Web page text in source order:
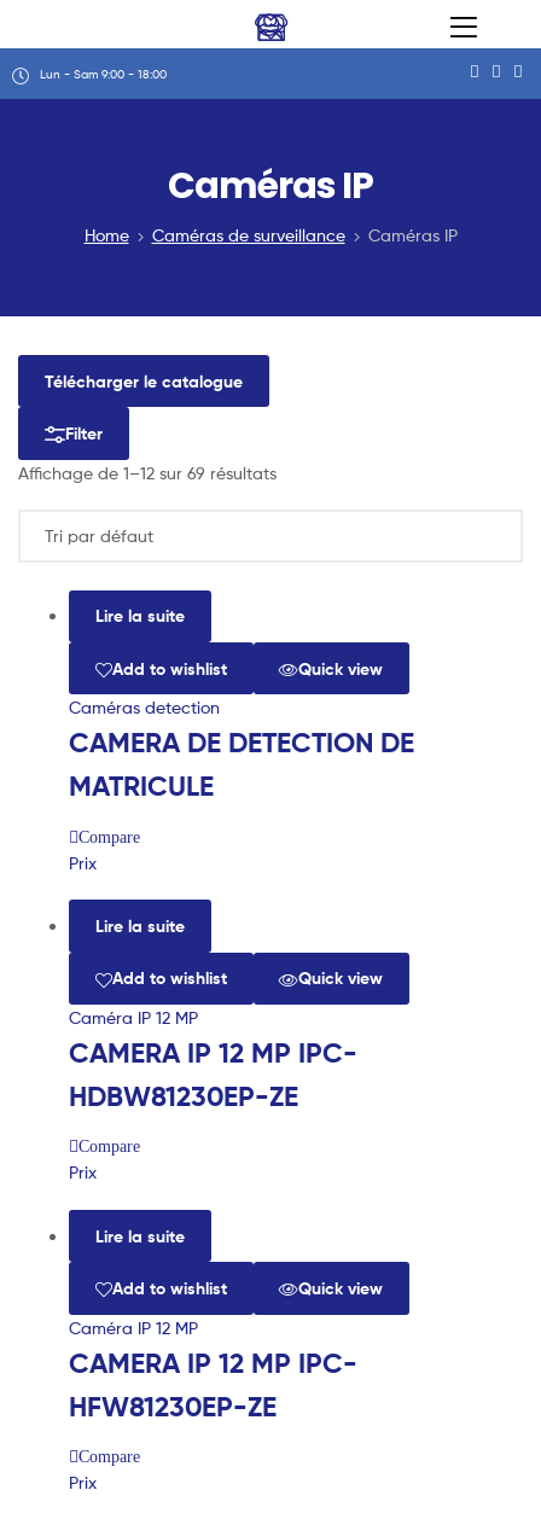
Lun - Sam 9:00 - 18:00
Caméras IP
Home Caméras de surveillance Caméras IP
Télécharger le catalogue
Filter
Affichage de 1–12 sur 69 résultats
Lire la suite
Add to wishlist Quick view
Caméras detection
CAMERA DE DETECTION DE
MATRICULE
Compare
Prix
Lire la suite
Add to wishlist Quick view
Caméra IP 12 MP
CAMERA IP 12 MP IPC-
HDBW81230EP-ZE
Compare
Prix
Lire la suite
Add to wishlist Quick view
Caméra IP 12 MP
CAMERA IP 12 MP IPC-
HFW81230EP-ZE
Compare
Prix